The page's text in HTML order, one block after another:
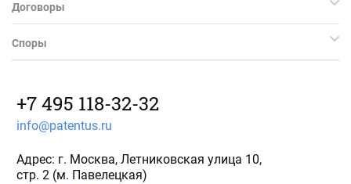
Договоры
Споры
+7 495 118-32-32
info@patentus.ru
Адрес: г. Москва, Летниковская улица 10,
стр. 2 (м. Павелецкая)